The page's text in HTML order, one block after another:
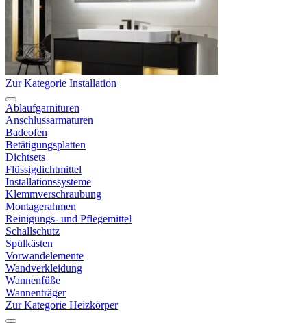
Zur Kategorie Installation
Ablaufgarnituren
Anschlussarmaturen
Badeofen
Betätigungsplatten
Dichtsets
Flüssigdichtmittel
Installationssysteme
Klemmverschraubung
Montagerahmen
Reinigungs- und Pflegemittel
Schallschutz
Spülkästen
Vorwandelemente
Wandverkleidung
Wannenfüße
Wannenträger
Zur Kategorie Heizkörper